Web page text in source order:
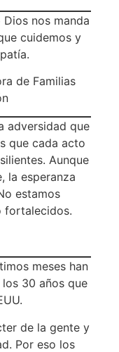
nos manda
cuidemos y
de Familias
adversidad que
que cada acto
Aunque
la esperanza
estamos
fortalecidos.
meses han
30 años que
de la gente y
Por eso los